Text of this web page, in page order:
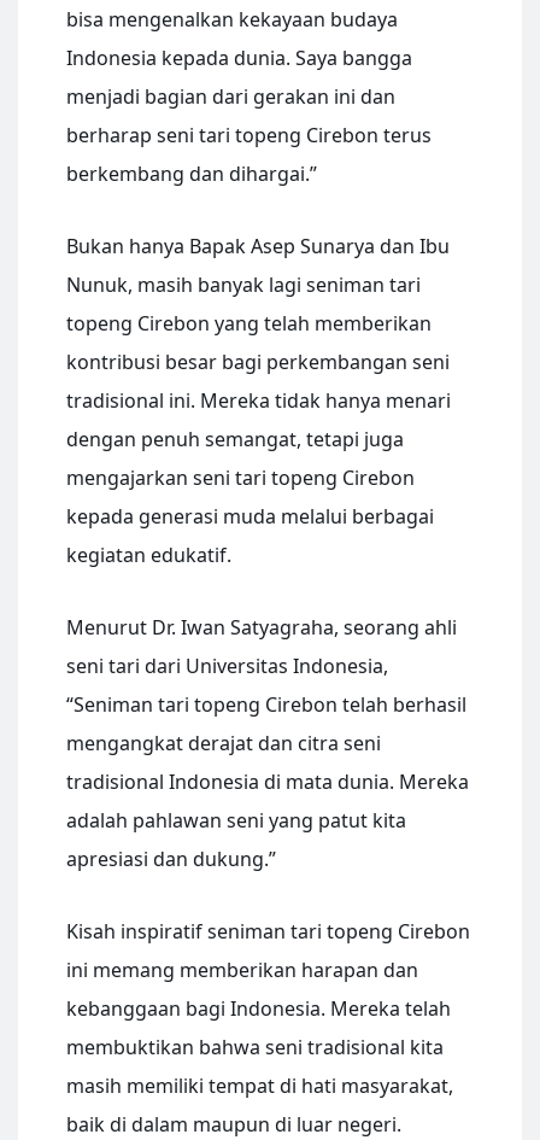
bisa mengenalkan kekayaan budaya
Indonesia kepada dunia. Saya bangga
menjadi bagian dari gerakan ini dan
berharap seni tari topeng Cirebon terus
berkembang dan dihargai.”
Bukan hanya Bapak Asep Sunarya dan Ibu
Nunuk, masih banyak lagi seniman tari
topeng Cirebon yang telah memberikan
kontribusi besar bagi perkembangan seni
tradisional ini. Mereka tidak hanya menari
dengan penuh semangat, tetapi juga
mengajarkan seni tari topeng Cirebon
kepada generasi muda melalui berbagai
kegiatan edukatif.
Menurut Dr. Iwan Satyagraha, seorang ahli
seni tari dari Universitas Indonesia,
“Seniman tari topeng Cirebon telah berhasil
mengangkat derajat dan citra seni
tradisional Indonesia di mata dunia. Mereka
adalah pahlawan seni yang patut kita
apresiasi dan dukung.”
Kisah inspiratif seniman tari topeng Cirebon
ini memang memberikan harapan dan
kebanggaan bagi Indonesia. Mereka telah
membuktikan bahwa seni tradisional kita
masih memiliki tempat di hati masyarakat,
baik di dalam maupun di luar negeri.